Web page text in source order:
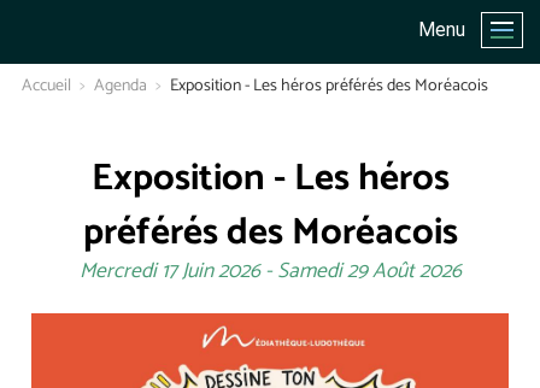
Menu
Accueil Agenda Exposition - Les héros préférés des Moréacois
Exposition - Les héros
préférés des Moréacois
Mercredi 17 Juin 2026-Samedi 29 Août 2026